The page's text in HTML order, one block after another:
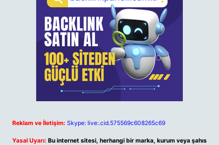
Reklam ve İletişim: Skype: live:.cid.575569c608265c69
Yasal Uyarı: Bu internet sitesi, herhangi bir marka, kurum veya şahıs